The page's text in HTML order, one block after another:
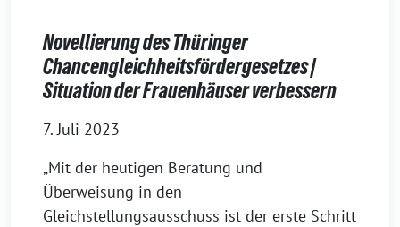
Novellierung des Thüringer
Chancengleichheitsfördergesetzes |
Situation der Frauenhäuser verbessern
7. Juli 2023
„Mit der heutigen Beratung und
Überweisung in den
Gleichstellungsausschuss ist der erste Schritt